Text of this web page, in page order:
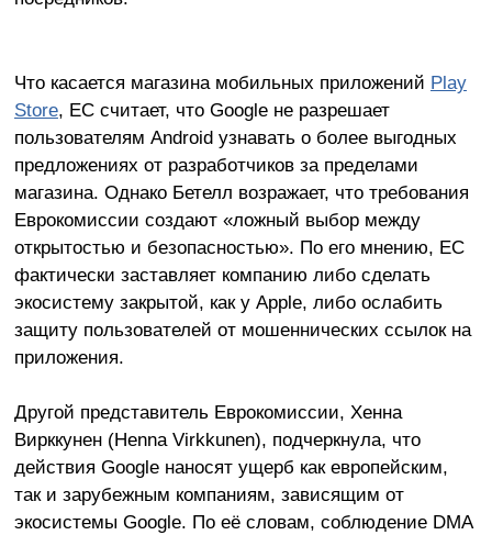
Что касается магазина мобильных приложений Play
Store, ЕС считает, что Google не разрешает
пользователям Android узнавать о более выгодных
предложениях от разработчиков за пределами
магазина. Однако Бетелл возражает, что требования
Еврокомиссии создают «ложный выбор между
открытостью и безопасностью». По его мнению, ЕС
фактически заставляет компанию либо сделать
экосистему закрытой, как у Apple, либо ослабить
защиту пользователей от мошеннических ссылок на
приложения.
Другой представитель Еврокомиссии, Хенна
Вирккунен (Henna Virkkunen), подчеркнула, что
действия Google наносят ущерб как европейским,
так и зарубежным компаниям, зависящим от
экосистемы Google. По её словам, соблюдение DMA